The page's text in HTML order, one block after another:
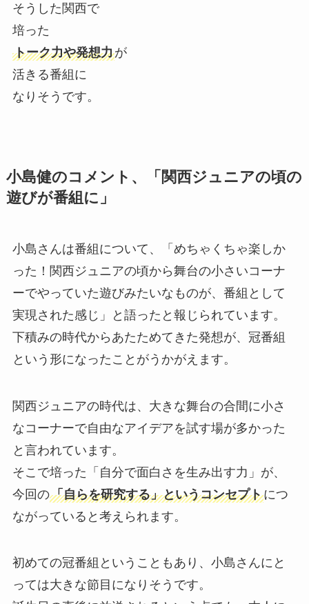
そうした関西で
培った
トーク力や発想力が
活きる番組に
なりそうです。
小島健のコメント、「関西ジュニアの頃の
遊びが番組に」
小島さんは番組について、「めちゃくちゃ楽しか
った！関西ジュニアの頃から舞台の小さいコーナ
ーでやっていた遊びみたいなものが、番組として
実現された感じ」と語ったと報じられています。
下積みの時代からあたためてきた発想が、冠番組
という形になったことがうかがえます。
関西ジュニアの時代は、大きな舞台の合間に小さ
なコーナーで自由なアイデアを試す場が多かった
と言われています。
そこで培った「自分で面白さを生み出す力」が、
今回の「自らを研究する」というコンセプトにつ
ながっていると考えられます。
初めての冠番組ということもあり、小島さんにと
っては大きな節目になりそうです。